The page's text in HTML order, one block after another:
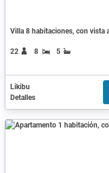
Villa 8 habitaciones, con vista
22 8 5
Likibu
Detalles